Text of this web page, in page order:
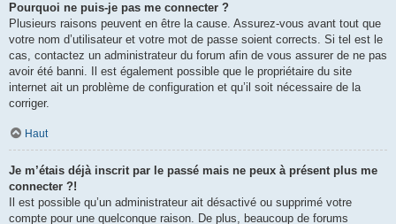
Pourquoi ne puis-je pas me connecter ?
Plusieurs raisons peuvent en être la cause. Assurez-vous avant tout que
votre nom d’utilisateur et votre mot de passe soient corrects. Si tel est le
cas, contactez un administrateur du forum afin de vous assurer de ne pas
avoir été banni. Il est également possible que le propriétaire du site
internet ait un problème de configuration et qu’il soit nécessaire de la
corriger.
Haut
Je m’étais déjà inscrit par le passé mais ne peux à présent plus me
connecter ?!
Il est possible qu’un administrateur ait désactivé ou supprimé votre
compte pour une quelconque raison. De plus, beaucoup de forums